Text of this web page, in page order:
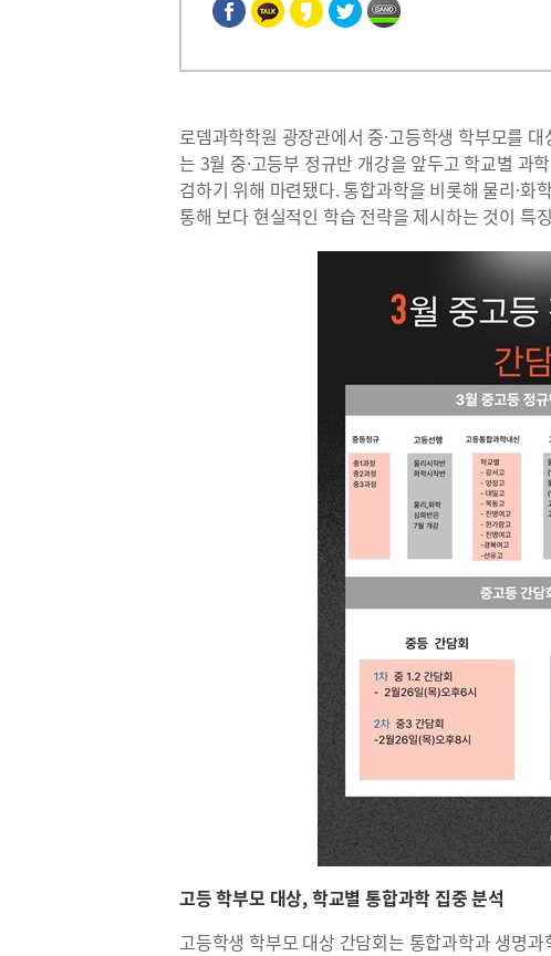
로뎀과학학원 광장관에서 중·고등학생 학부모를
는 3월 중·고등부 정규반 개강을 앞두고 학교별 과
검하기 위해 마련됐다. 통합과학을 비롯해 물리·화
통해 보다 현실적인 학습 전략을 제시하는 것이 특
고등 학부모 대상, 학교별 통합과학 집중 분석
고등학생 학부모 대상 간담회는 통합과학과 생명